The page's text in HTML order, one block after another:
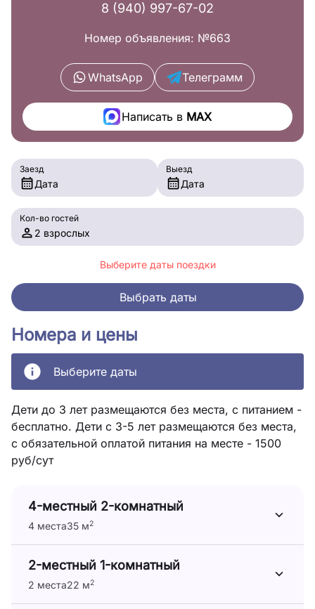
Номера и цены
Выберите даты
Дети до 3 лет размещаются без места, с питанием -
бесплатно. Дети с 3-5 лет размещаются без места,
с обязательной оплатой питания на месте - 1500
руб/сут
4-местный 2-комнатный
4 места35 м2
2-местный 1-комнатный
2 места22 м2
8 (940) 997-67-02
Номер объявления: №663
WhatsApp Телеграмм
Написать вMAX
Заезд
Дата
Выезд
Дата
Кол-во гостей
2 взрослых
Выберите даты поездки
Выбрать даты